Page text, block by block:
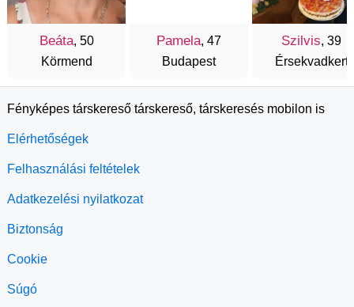
Beáta, 50
Körmend
Pamela, 47
Budapest
Szilvis, 39
Érsekvadkert
Fényképes társkereső társkereső, társkeresés mobilon is
Elérhetőségek
Felhasználási feltételek
Adatkezelési nyilatkozat
Biztonság
Cookie
Súgó